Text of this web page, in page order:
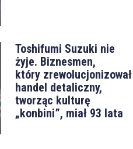
Toshifumi Suzuki nie
żyje. Biznesmen,
który zrewolucjonizował
handel detaliczny,
tworząc kulturę
„konbini”, miał 93 lata